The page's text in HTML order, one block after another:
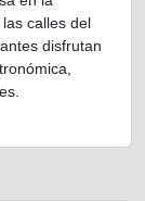
calles del
disfrutan